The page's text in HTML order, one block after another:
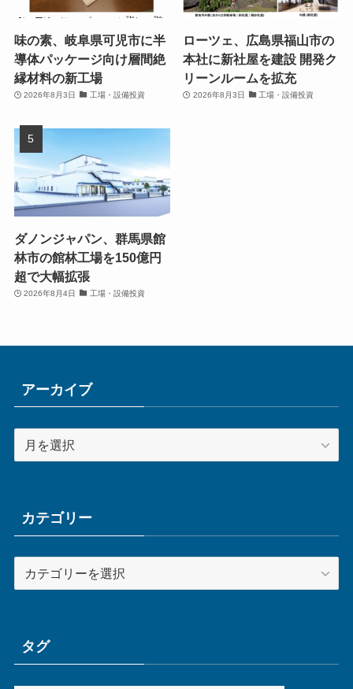
味の素、岐阜県可児市に半
導体パッケージ向け層間絶
縁材料の新工場
2026年8月3日 工場・設備投資
ローツェ、広島県福山市の
本社に新社屋を建設 開発ク
リーンルームを拡充
2026年8月3日 工場・設備投資
ダノンジャパン、群馬県館
林市の館林工場を150億円
超で大幅拡張
2026年8月4日 工場・設備投資
アーカイブ
ー
ブカテゴリー
テ
ータグ